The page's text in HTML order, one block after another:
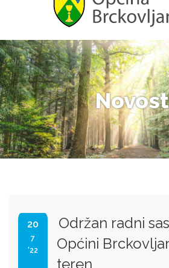
20
7
'22
Održan radni
Općini
teren